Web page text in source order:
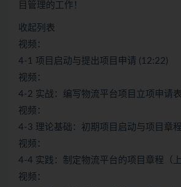
目管理的工作！
收起列表
视频：
4-1 项目启动与提出项目申请 (12:22)
视频：
4-2 实战：编写物流平台项目立项申请
视频：
4-3 理论基础：初期项目启动与项目章
视频：
4-4 实践：制定物流平台的项目章程（
视频：